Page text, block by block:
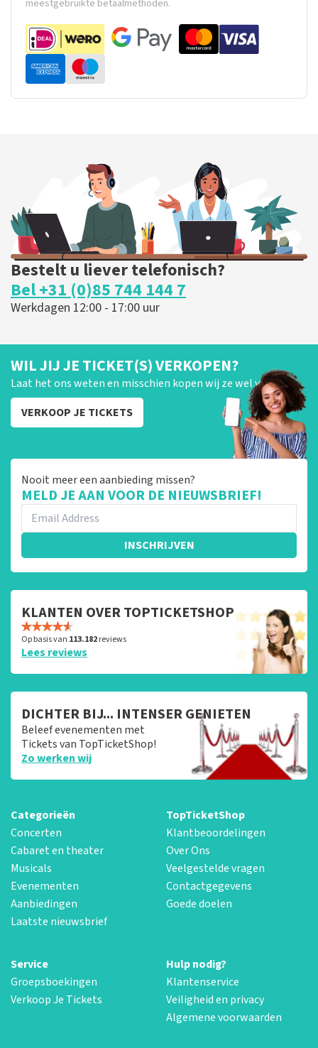
meestgebruikte betaalmethoden.
Bestelt u liever telefonisch?
Bel +31 (0)85 744 144 7
Werkdagen 12:00 - 17:00 uur
WIL JIJ JE TICKET(S) VERKOPEN?
Laat het ons weten en misschien kopen wij ze wel van je!
VERKOOP JE TICKETS
Nooit meer een aanbieding missen?
MELD JE AAN VOOR DE NIEUWSBRIEF!
INSCHRIJVEN
KLANTEN OVER TOPTICKETSHOP
Op basis van 113.182reviews
Lees reviews
DICHTER BIJ... INTENSER GENIETEN
Beleef evenementen met
Tickets van TopTicketShop!
Zo werken wij
Categorieën
Concerten
Cabaret en theater
Musicals
Evenementen
Aanbiedingen
Laatste nieuwsbrief
TopTicketShop
Klantbeoordelingen
Over Ons
Veelgestelde vragen
Contactgegevens
Goede doelen
Service
Groepsboekingen
Verkoop Je Tickets
Hulp nodig?
Klantenservice
Veiligheid en privacy
Algemene voorwaarden